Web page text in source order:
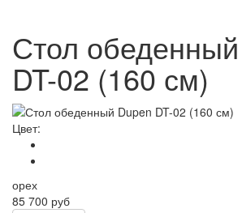
Стол
DT-02 (160 см)
Цвет:
орех
85 700 руб